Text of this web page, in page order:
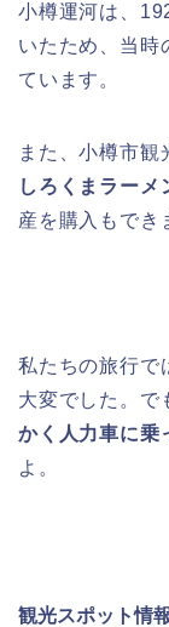
小樽運河は、
いたため、当時
ています。
また、小樽市観
しろくまラーメ
産を購入もでき
私たちの旅行で
大変でした。で
かく人力車に乗
よ。
観光スポット情